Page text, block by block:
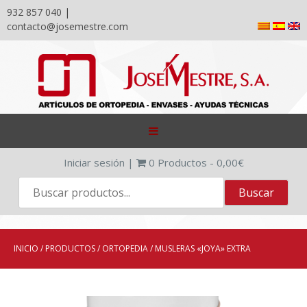
932 857 040 |
contacto@josemestre.com
content
Iniciar sesión | 0 Productos - 0,00€
INICIO / PRODUCTOS/ ORTOPEDIA/ MUSLERAS «JOYA» EXTRA